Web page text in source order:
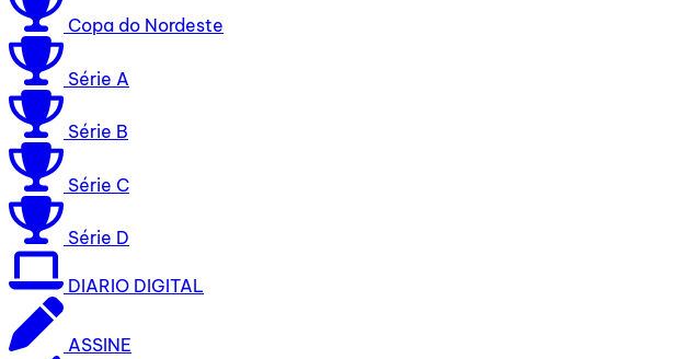
Copa do Nordeste
Série A
Série B
Série C
Série D
DIARIO DIGITAL
ASSINE